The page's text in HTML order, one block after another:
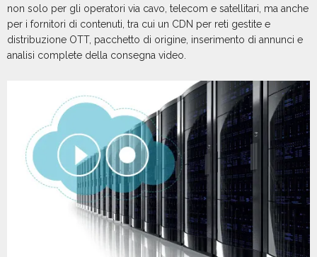
non solo per gli operatori via cavo, telecom e satellitari, ma anche
per i fornitori di contenuti, tra cui un CDN per reti gestite e
distribuzione OTT, pacchetto di origine, inserimento di annunci e
analisi complete della consegna video.